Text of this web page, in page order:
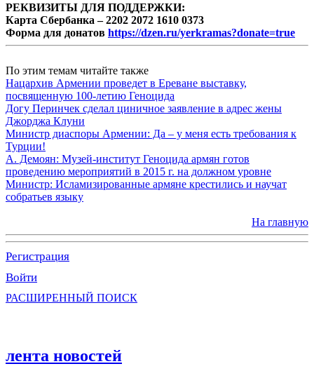
РЕКВИЗИТЫ ДЛЯ ПОДДЕРЖКИ:
Карта Сбербанка – 2202 2072 1610 0373
Форма для донатов https://dzen.ru/yerkramas?donate=true
По этим темам читайте также
Нацархив Армении проведет в Ереване выставку,
посвященную 100-летию Геноцида
Догу Перинчек сделал циничное заявление в адрес жены
Джорджа Клуни
Министр диаспоры Армении: Да – у меня есть требования к
Турции!
А. Демоян: Музей-институт Геноцида армян готов
проведению мероприятий в 2015 г. на должном уровне
Министр: Исламизированные армяне крестились и научат
собратьев языку
На главную
Регистрация
Войти
РАСШИРЕННЫЙ ПОИСК
лента новостей